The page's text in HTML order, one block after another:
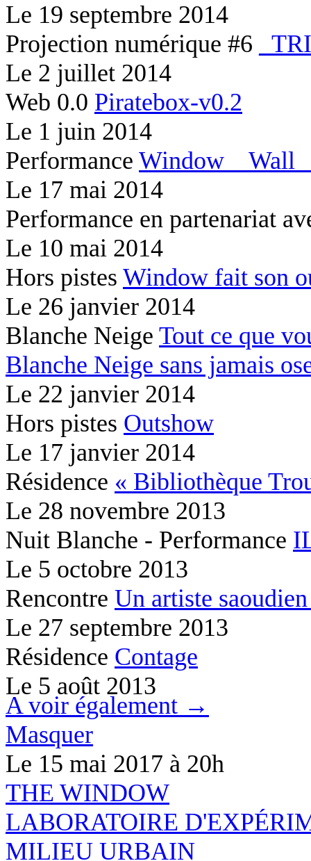
Le 19 septembre 2014
Projection numérique #6
Le 2 juillet 2014
Web 0.0 Piratebox-v0.2
Le 1 juin 2014
Performance Window
Le 17 mai 2014
Performance en partenariat
Le 10 mai 2014
Hors pistes Window fait son
Le 26 janvier 2014
Blanche Neige Tout ce que
Blanche Neige sans jamais
Le 22 janvier 2014
Hors pistes Outshow
Le 17 janvier 2014
Résidence « Bibliothèque
Le 28 novembre 2013
Nuit Blanche - Performance
Le 5 octobre 2013
Rencontre Un artiste
Le 27 septembre 2013
Résidence Contage
Le 5 août 2013
A voir également →
Masquer
Le 15 mai 2017 à 20h
THE WINDOW
LABORATOIRE
MILIEU URBAIN